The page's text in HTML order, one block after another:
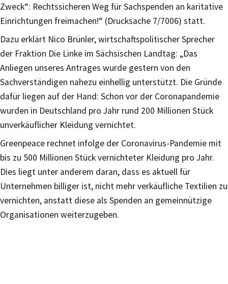
Zweck“: Rechtssicheren Weg für Sachspenden an karitative
Einrichtungen freimachen!“ (Drucksache 7/7006) statt.
Dazu erklärt Nico Brünler, wirtschaftspolitischer Sprecher
der Fraktion Die Linke im Sächsischen Landtag: „Das
Anliegen unseres Antrages wurde gestern von den
Sachverständigen nahezu einhellig unterstützt. Die Gründe
dafür liegen auf der Hand: Schon vor der Coronapandemie
wurden in Deutschland pro Jahr rund 200 Millionen Stück
unverkäuflicher Kleidung vernichtet.
Greenpeace rechnet infolge der Coronavirus-Pandemie mit
bis zu 500 Millionen Stück vernichteter Kleidung pro Jahr.
Dies liegt unter anderem daran, dass es aktuell für
Unternehmen billiger ist, nicht mehr verkäufliche Textilien zu
vernichten, anstatt diese als Spenden an gemeinnützige
Organisationen weiterzugeben.